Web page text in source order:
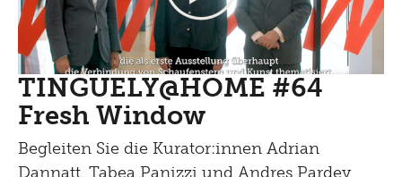
TINGUELY@HOME #64
Fresh Window
Begleiten Sie die Kurator:innen Adrian
Dannatt, Tabea Panizzi und Andres Pardey